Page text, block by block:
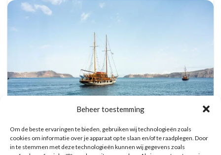
Beheer toestemming
Om de beste ervaringen te bieden, gebruiken wij technologieën zoals
cookies om informatie over je apparaat op te slaan en/of te raadplegen. Door
in te stemmen met deze technologieën kunnen wij gegevens zoals
Vulkanische eilanden cruise met bezoek aan warmwaterbronnen